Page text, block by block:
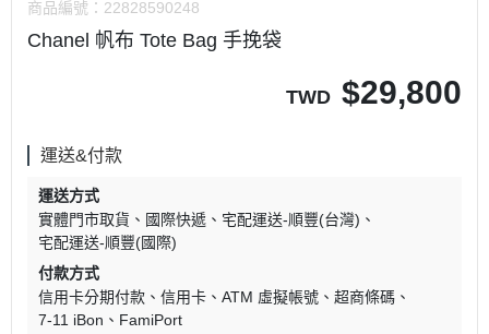
商品編號： 22828590248
Chanel 帆布 Tote Bag 手挽袋
TWD $29,800
運送&付款
運送方式
實體門市取貨
國際快遞
宅配運送-順豐(台灣)
宅配運送-順豐(國際)
付款方式
信用卡分期付款
信用卡 ATM 虛擬帳號
超商條碼
7-11 iBon
FamiPort